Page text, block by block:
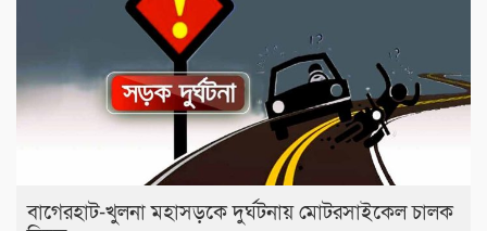
বাগেরহাট-খুলনা মহাসড়কে ‌দুর্ঘটনায় মোটরসাইকেল চালক